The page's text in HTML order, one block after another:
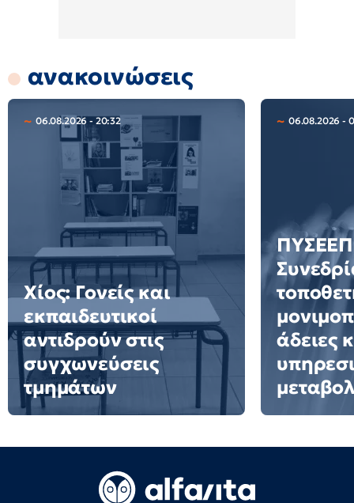
ανακοινώσεις
06.08.2026 - 20:32
Χίος: Γονείς και
εκπαιδευτικοί
αντιδρούν στις
συγχωνεύσεις
τμημάτων
06.08.2026 -
ΠΥΣΕΕΠ
άδειες